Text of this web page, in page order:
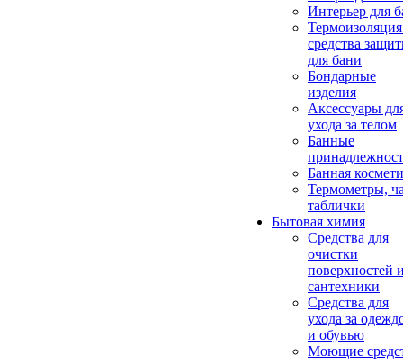
Интерьер для
средства
для бани
Бондарные
изделия
Аксеcсуары
ухода за телом
Банные
Банная
Термометры,
таблички
Бытовая химия
Средства для
очистки
поверхностей
сантехники
Средства для
ухода за
и обувью
Моющие